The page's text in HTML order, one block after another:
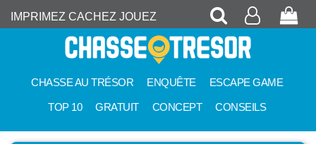
IMPRIMEZ CACHEZ JOUEZ Recherche
Mon
CHASSE AU TRÉSOR ENQUÊTE ESCAPE GAME
TOP 10 GRATUIT CONCEPT CONSEILS